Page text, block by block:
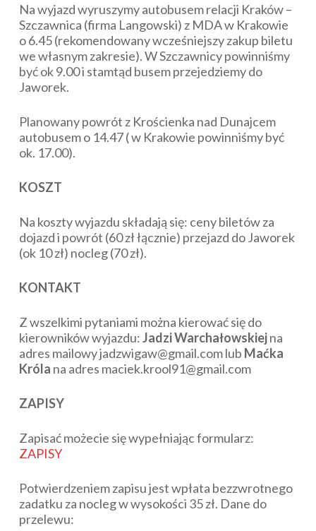
Na wyjazd wyruszymy autobusem relacji Kraków –
Szczawnica (firma Langowski) z MDA w Krakowie
o 6.45 (rekomendowany wcześniejszy zakup biletu
we własnym zakresie). W Szczawnicy powinniśmy
być ok 9.00 i stamtąd busem przejedziemy do
Jaworek.
Planowany powrót z Krościenka nad Dunajcem
autobusem o 14.47 ( w Krakowie powinniśmy być
ok. 17.00).
KOSZT
Na koszty wyjazdu składają się: ceny biletów za
dojazd i powrót (60 zł łącznie) przejazd do Jaworek
(ok 10 zł) nocleg (70 zł).
KONTAKT
Z wszelkimi pytaniami można kierować się do
kierowników wyjazdu:Jadzi Warchałowskiejna
adres mailowy jadzwigaw@gmail.com lub Maćka
Króla na adres maciek.krool91@gmail.com
ZAPISY
Zapisać możecie się wypełniając formularz:
ZAPISY
Potwierdzeniem zapisu jest wpłata bezzwrotnego
zadatku za nocleg w wysokości 35 zł. Dane do
przelewu: